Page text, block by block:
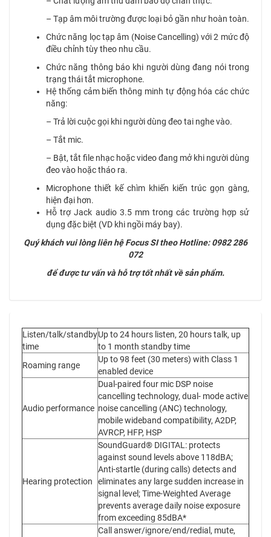
– Tạp âm môi trường được loại bỏ gần như hoàn toàn.
Chức năng lọc tạp âm (Noise Cancelling) với 2 mức độ
điều chỉnh tùy theo nhu cầu.
Chức năng thông báo khi người dùng đang nói trong
trạng thái tắt microphone.
Hệ thống cảm biến thông minh tự động hóa các chức
năng:
– Trả lời cuộc gọi khi người dùng đeo tai nghe vào.
– Tắt mic.
– Bật, tắt file nhạc hoặc video đang mở khi người dùng
đeo vào hoặc tháo ra.
Microphone thiết kế chìm khiến kiến trúc gọn gàng,
hiện đại hơn.
Hỗ trợ Jack audio 3.5 mm trong các trường hợp sử
dụng đặc biệt (VD khi ngồi máy bay).
Quý khách vui lòng liên hệ Focus SI theo Hotline: 0982 286
072
để được tư vấn và hỗ trợ tốt nhất về sản phẩm.
Listen/talk/standby
time
Up to 24 hours listen, 20 hours talk, up
to 1 month standby time
Roaming range
Up to 98 feet (30 meters) with Class 1
enabled device
Audio performance
Dual-paired four mic DSP noise
cancelling technology, dual- mode active
noise cancelling (ANC) technology,
mobile wideband compatibility, A2DP,
AVRCP, HFP, HSP
Hearing protection
SoundGuard® DIGITAL: protects
against sound levels above 118dBA;
Anti-startle (during calls) detects and
eliminates any large sudden increase in
signal level; Time-Weighted Average
prevents average daily noise exposure
from exceeding 85dBA*
Call answer/ignore/end/redial, mute,